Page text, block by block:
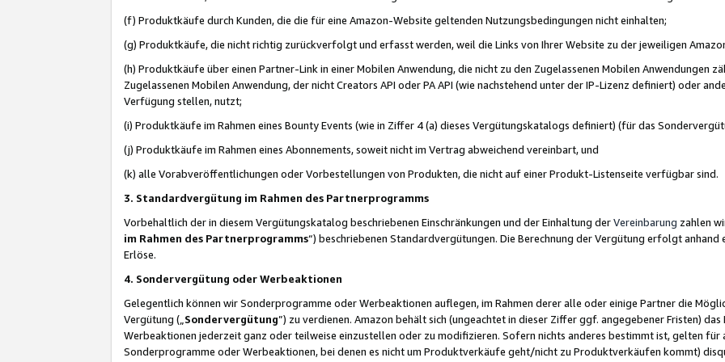
(f) Produktkäufe durch Kunden, die die für eine Amazon-Website geltenden Nutzungsbedingungen nicht einhalten;
(g) Produktkäufe, die nicht richtig zurückverfolgt und erfasst werden, weil die Links von Ihrer Website zu der jeweiligen
(h) Produktkäufe über einen Partner-Link in einer Mobilen Anwendung, die nicht zu den Zugelassenen Mobilen Anwendungen
Zugelassenen Mobilen Anwendung, der nicht Creators API oder PA API (wie nachstehend unter der IP-Lizenz definiert) oder
Verfügung stellen, nutzt;
(i) Produktkäufe im Rahmen eines Bounty Events (wie in Ziffer 4 (a) dieses Vergütungskatalogs definiert) (für das
(j) Produktkäufe im Rahmen eines Abonnements, soweit nicht im Vertrag abweichend vereinbart, und
(k) alle Vorabveröffentlichungen oder Vorbestellungen von Produkten, die nicht auf einer Produkt-Listenseite verfügbar sind.
3. Standardvergütung im Rahmen des Partnerprogramms
Vorbehaltlich der in diesem Vergütungskatalog beschriebenen Einschränkungen und der Einhaltung derVereinbarung zahlen
im Rahmen des Partnerprogramms“) beschriebenen Standardvergütungen. Die Berechnung der Vergütung erfolgt
Erlöse.
4. Sondervergütung oder Werbeaktionen
Gelegentlich können wir Sonderprogramme oder Werbeaktionen auflegen, im Rahmen derer alle oder einige Partner die
Vergütung („ Sondervergütung”) zu verdienen. Amazon behält sich (ungeachtet in dieser Ziffer ggf. angegebener Fristen)
Werbeaktionen jederzeit ganz oder teilweise einzustellen oder zu modifizieren. Sofern nichts anderes bestimmt ist, gelten
Sonderprogramme oder Werbeaktionen, bei denen es nicht um Produktverkäufe geht/nicht zu Produktverkäufen kommt)